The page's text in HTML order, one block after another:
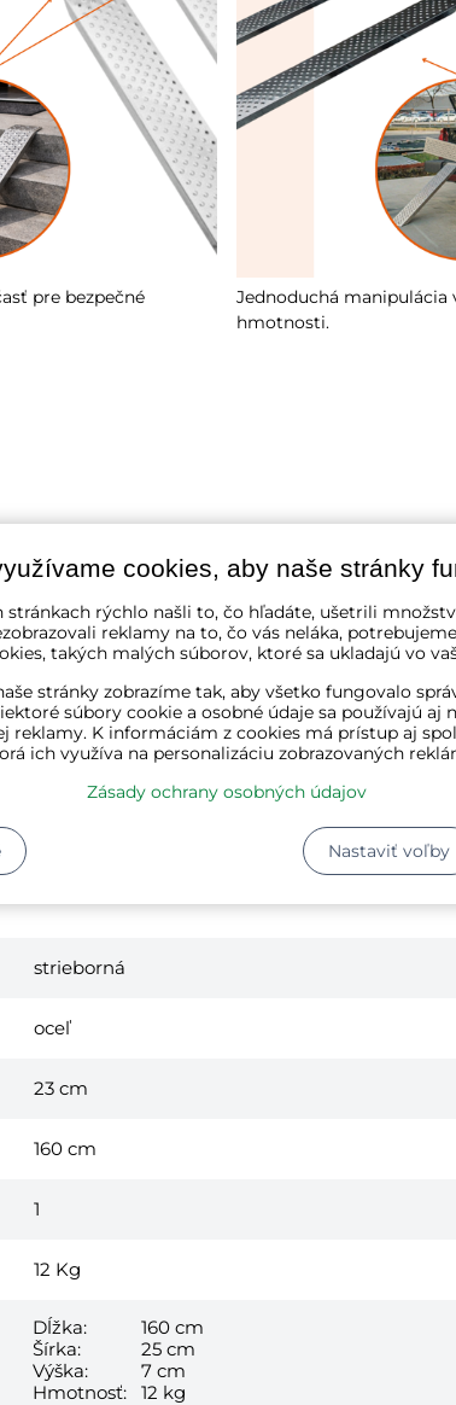
pre bezpečné
Jednoduchá manipulácia
hmotnosti.
strieborná
oceľ
23 cm
160 cm
1
12 Kg
Dĺžka:
160 cm
Šírka:
25 cm
Výška:
7 cm
Hmotnosť:
12 kg
cookies, aby naše stránky
stránkach rýchlo našli to, čo hľadáte, ušetrili
reklamy na to, čo vás neláka,
takých malých súborov, ktoré sa ukladajú vo
stránky zobrazíme tak, aby všetko fungovalo
súbory cookie a osobné údaje sa používajú aj
reklamy. K informáciám z cookies má prístup aj
ich využíva na personalizáciu zobrazovaných
Zásady ochrany osobných údajov
Nastaviť voľby